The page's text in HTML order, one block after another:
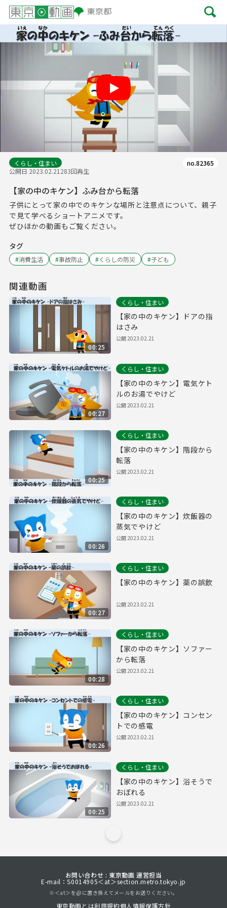
Play
くらし・住まい
公開日 2023.02.21283回再生
no.82365
【家の中のキケン】ふみ台から転落
子供にとって家の中でのキケンな場所と注意点について、親子
で見て学べるショートアニメです。
ぜひほかの動画もご覧ください。
タグ
#消費生活 #事故防止 #くらしの防災 #子ども
関連動画
00:25
くらし・住まい
【家の中のキケン】ドアの指
はさみ
公開2023.02.21
00:27
くらし・住まい
【家の中のキケン】電気ケト
ルのお湯でやけど
公開2023.02.21
00:25
くらし・住まい
【家の中のキケン】階段から
転落
公開2023.02.21
00:26
くらし・住まい
【家の中のキケン】炊飯器の
蒸気でやけど
公開2023.02.21
00:27
くらし・住まい
【家の中のキケン】薬の誤飲
公開2023.02.21
00:28
くらし・住まい
【家の中のキケン】ソファー
から転落
公開2023.02.21
00:26
くらし・住まい
【家の中のキケン】コンセン
トでの感電
公開2023.02.21
00:25
くらし・住まい
【家の中のキケン】浴そうで
おぼれる
公開2023.02.21
お問い合わせ : 東京動画 運営担当
E-mail：S0014905＜at＞section.metro.tokyo.jp
※＜at＞を@に置き換えてメールをお送りください。
東京動画とは利用規約個人情報保護方針